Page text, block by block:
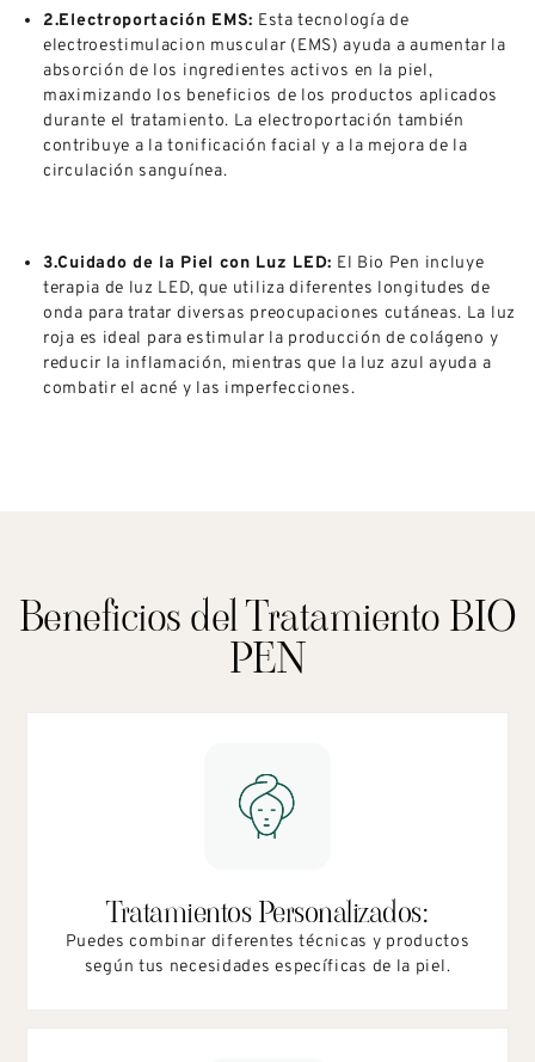
2.Electroportación EMS: Esta tecnología de
electroestimulacion muscular (EMS) ayuda a aumentar la
absorción de los ingredientes activos en la piel,
maximizando los beneficios de los productos aplicados
durante el tratamiento. La electroportación también
contribuye a la tonificación facial y a la mejora de la
circulación sanguínea.
3.Cuidado de la Piel con Luz LED: El Bio Pen incluye
terapia de luz LED, que utiliza diferentes longitudes de
onda para tratar diversas preocupaciones cutáneas. La luz
roja es ideal para estimular la producción de colágeno y
reducir la inflamación, mientras que la luz azul ayuda a
combatir el acné y las imperfecciones.
Beneficios del Tratamiento BIO
PEN​
Tratamientos Personalizados:
Puedes combinar diferentes técnicas y productos
según tus necesidades específicas de la piel.